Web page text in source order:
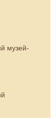
музей-